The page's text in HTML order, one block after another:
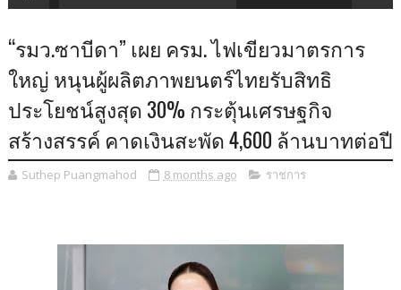
“รมว.ซาบีดา” เผย ครม. ไฟเขียวมาตรการ
ใหญ่ หนุนผู้ผลิตภาพยนตร์ไทยรับสิทธิ
ประโยชน์สูงสุด 30% กระตุ้นเศรษฐกิจ
สร้างสรรค์ คาดเงินสะพัด 4,600 ล้านบาทต่อปี
Suthep Puangmahod 8 months ago ราชการ